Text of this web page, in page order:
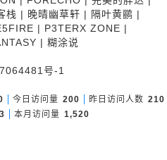
栈 | 晚晴幽草轩 | 隔叶黄鹂 |
| P3TERX ZONE |
| 糊涂说
号-1
今日访问量 200 昨日访问人数 210
本月访问量 1,520